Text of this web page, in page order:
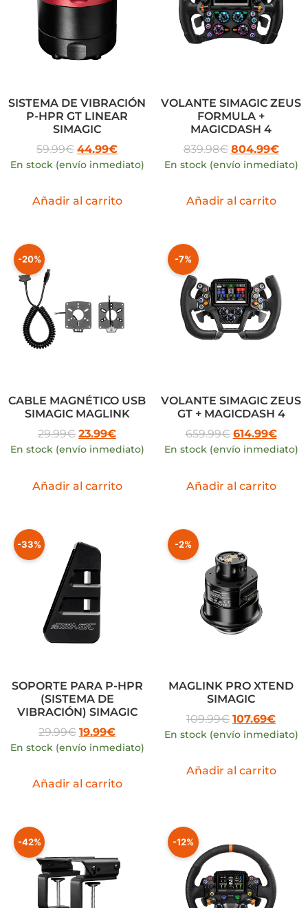
SISTEMA DE VIBRACIÓN
P-HPR GT LINEAR
SIMAGIC
59.99€ 44.99€
En stock (envío inmediato)
Añadir al carrito
VOLANTE SIMAGIC ZEUS
FORMULA +
MAGICDASH 4
839.98€ 804.99€
En stock (envío inmediato)
Añadir al carrito
-20%
CABLE MAGNÉTICO USB
SIMAGIC MAGLINK
29.99€ 23.99€
En stock (envío inmediato)
Añadir al carrito
-7%
VOLANTE SIMAGIC ZEUS
GT + MAGICDASH 4
659.99€ 614.99€
En stock (envío inmediato)
Añadir al carrito
-33%
SOPORTE PARA P-HPR
(SISTEMA DE
VIBRACIÓN) SIMAGIC
29.99€ 19.99€
En stock (envío inmediato)
Añadir al carrito
-2%
MAGLINK PRO XTEND
SIMAGIC
109.99€ 107.69€
En stock (envío inmediato)
Añadir al carrito
-42% -12%